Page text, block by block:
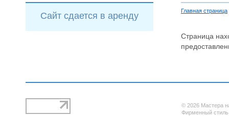
Сайт сдается в аренду Главная страница
Страница
© 2026 Мастера
Фирменный